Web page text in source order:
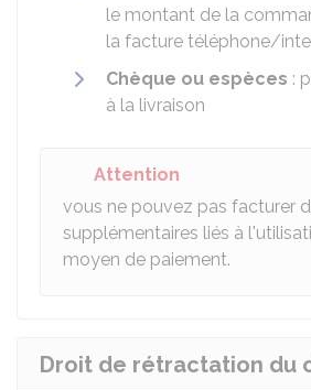
le montant de la
la facture téléphone/
Chèque ou espèces :
à la livraison
Attention
vous ne pouvez pas facturer
supplémentaires liés à
moyen de paiement.
Droit de rétractation du